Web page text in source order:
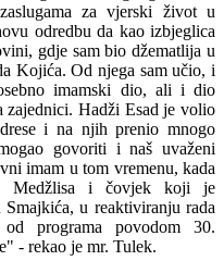
za vjerski život u
odredbu da kao izbjeglica
gdje sam bio džematlija u
Kojića. Od njega sam učio, i
imamski dio, ali i dio
zajednici. Hadži Esad je volio
i na njih prenio mnogo
govoriti i naš uvaženi
imam u tom vremenu, kada
Medžlisa i čovjek koji je
u reaktiviranju rada
programa povodom 30.
- rekao je mr. Tulek.